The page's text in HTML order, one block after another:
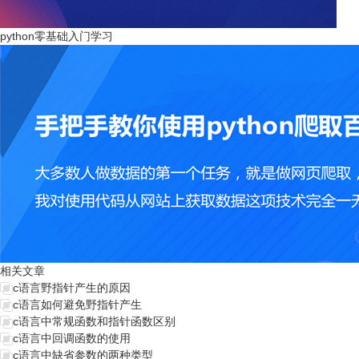
python零基础入门学习
相关文章
c语言野指针产生的原因
c语言如何避免野指针产生
c语言中常规函数和指针函数区别
c语言中回调函数的使用
c语言中缺省参数的两种类型